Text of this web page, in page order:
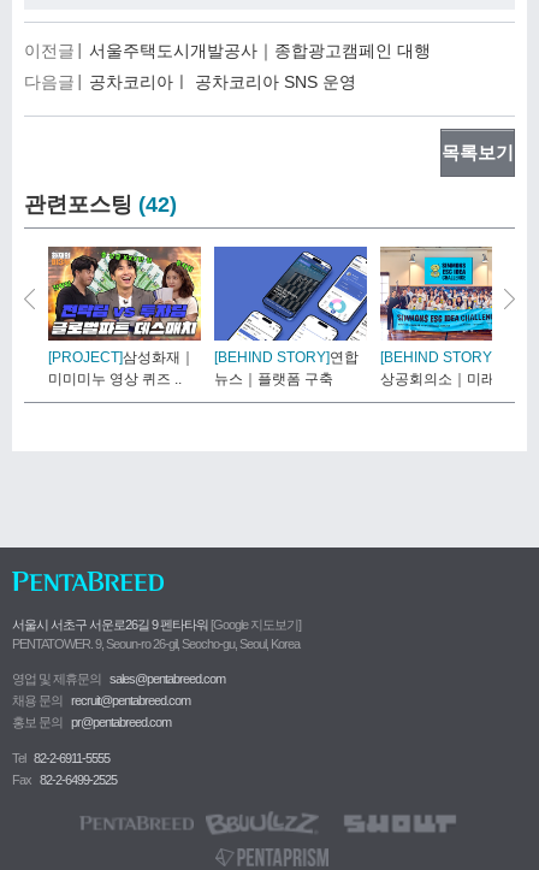
이전글
서울주택도시개발공사｜종합광고캠페인 대행
다음글
공차코리아ㅣ 공차코리아 SNS 운영
목록보기
관련포스팅 (42)
[PROJECT]삼성화재｜
미미미누 영상 퀴즈 ..
[BEHIND STORY]연합
뉴스｜플랫폼 구축
[BEHIND STORY]
상공회의소｜미래내일
일경험 ..
서울시 서초구 서운로26길 9 펜타타워 [Google 지도보기]
PENTATOWER. 9, Seoun-ro 26-gil, Seocho-gu, Seoul, Korea
영업 및 제휴문의
sales@pentabreed.com
채용 문의
recruit@pentabreed.com
홍보 문의
pr@pentabreed.com
Tel 82-2-6911-5555
Fax 82-2-6499-2525